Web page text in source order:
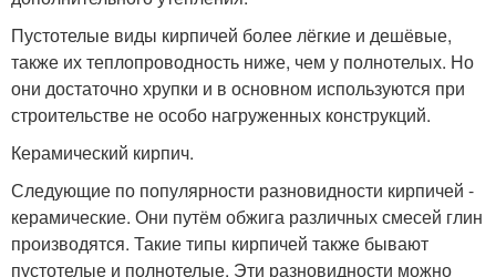
Пустотелые виды кирпичей более лёгкие и дешёвые,
также их теплопроводность ниже, чем у полнотелых. Но
они достаточно хрупки и в основном используются при
строительстве не особо нагруженных конструкций.
Керамический кирпич.
Следующие по популярности разновидности кирпичей -
керамические. Они путём обжига различных смесей глин
производятся. Такие типы кирпичей также бывают
пустотелые и полнотелые. Эти разновидности можно